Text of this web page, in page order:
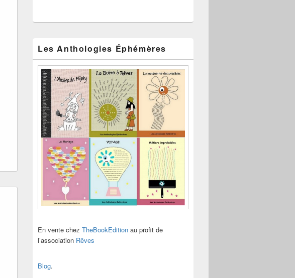
Les Anthologies Éphémères
En vente chez TheBookEdition au profit de
l’association Rêves
Blog.